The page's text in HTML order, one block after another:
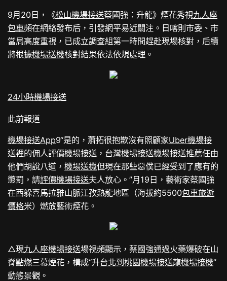
9月20日，《松山機場接送蔡國強：升龍》煙花秀視九人座
包車頻在網絡發布后，引發網平易近關注。日喀則市委、市
當局高度重視，已成立調查組第一時間趕赴現場核對，后續
將根據機場送機核對結果依法依規處理。
24小時機場接送
此前報道
機場接送App9“是的，蕭拓很抱歉沒有照顧家Uber機場接
送裡的佣人評價機場接送 ， 台灣機場接送機場接送推薦任由
他們胡說八道，機場送機但現在那些惡僕已經受到了應有的
懲罰，請評價機場接送夫人放心。”月19日，藝術家蔡國強
在西躲喜馬拉雅山脈江孜熱龍地區（海拔約5500包車旅遊
價格米）燃放藝術煙花。
△現九人座機場接送場視頻顯示，蔡國強通過火藥爆破在山
脊點燃三幕煙花，構成“升台北到桃園機場接送龍機場接機”
動態景觀。